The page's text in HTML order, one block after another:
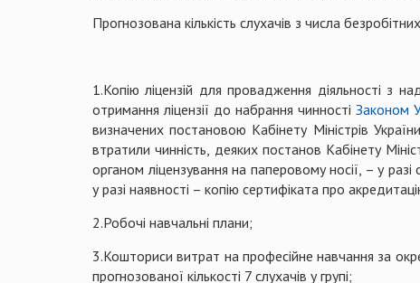
Прогнозована кількість слухачів з числа
1.Копію ліцензій для провадження діяльності з
отримання ліцензії до набрання чинностіЗаконом
визначених постановою Кабінету Міністрів
втратили чинність, деяких постанов Кабінету
органом ліцензування на паперовому носії, – у
у разі наявності – копію сертифіката про
2.Робочі навчальні плани;
3.Кошториси витрат на професійне навчання за
прогнозованої кількості 7 слухачів у групі;